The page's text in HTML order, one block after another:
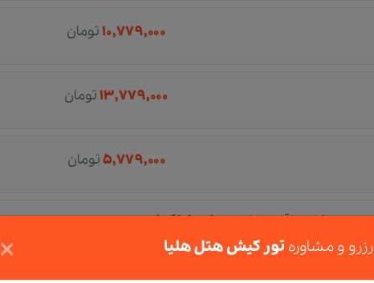
۱۰,۷۷۹,۰۰۰تومان
۱۳,۷۷۹,۰۰۰تومان
۵,۷۷۹,۰۰۰تومان
رزرو آنلاین اقامت تک هتل هلیا کیش
رزرو و مشاوره تور کیش هتل هلیا ×